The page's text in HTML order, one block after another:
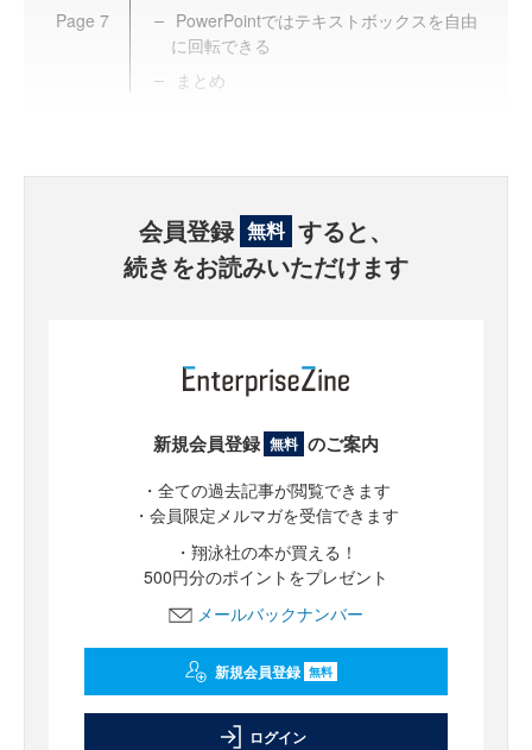
Page 7
PowerPointではテキストボックスを自由
に回転できる
まとめ
会員登録 無料 すると、
続きをお読みいただけます
新規会員登録 無料 のご案内
・全ての過去記事が閲覧できます
・会員限定メルマガを受信できます
・翔泳社の本が買える！
500円分のポイントをプレゼント
メールバックナンバー
新規会員登録 無料
ログイン